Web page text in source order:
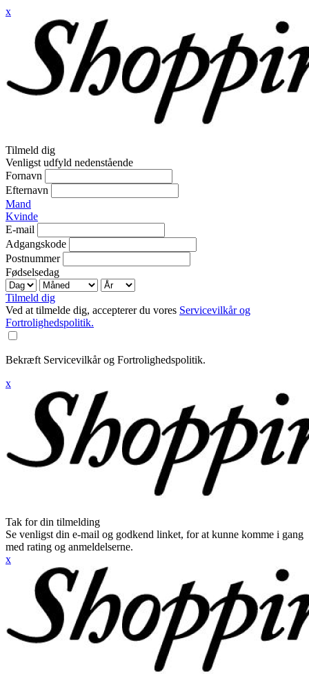
x
Tilmeld dig
Venligst udfyld nedenstående
Fornavn
Efternavn
Mand
Kvinde
E-mail
Adgangskode
Postnummer
Fødselsedag
Tilmeld dig
Ved at tilmelde dig, accepterer du vores Servicevilkår og
Fortrolighedspolitik.
Bekræft Servicevilkår og Fortrolighedspolitik.
x
Tak for din tilmelding
Se venligst din e-mail og godkend linket, for at kunne komme i gang
med rating og anmeldelserne.
x